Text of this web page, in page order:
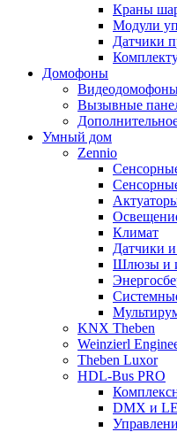
Краны
Модули
Датчики
Домофоны
Вызывные
Умный дом
Zennio
Климат
Датчики
Шлюзы и
KNX Theben
Weinzierl
Theben Luxor
HDL-Bus PRO
DMX и